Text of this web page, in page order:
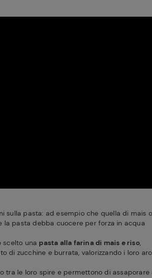
sulla pasta: ad esempio che quella di mais
la pasta debba cuocere per forza in acqua
scelto una pasta alla farina di mais e riso,
di zucchine e burrata, valorizzando i loro
tra le loro spire e permettono di assaporare